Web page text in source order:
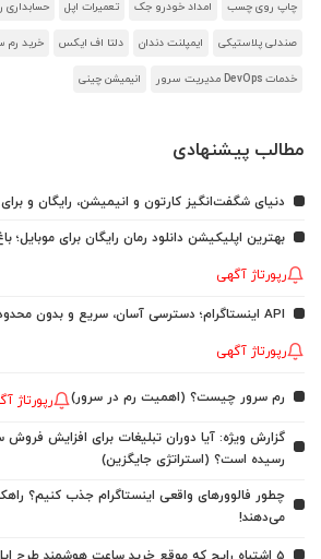
چاپ روی چسب امداد خودرو جک تعمیرات اپل حسابداری
صندلی پلاستیکی ایمپلنت دندان دلتا اف ایکس خرید رم
خدمات DevOps مدیریت سرور انیمیشن چینی
مطالب پیشنهادی
دنیای شگفت‌انگیز کارتون و انیمیشن، رایگان و
بهترین اپلیکیشن دانلود رمان رایگان برای موبایل؛
رپورتاژ آگهی
API اینستاگرام؛ دسترسی آسان، سریع و بدون محدودیت به اطلاعات اینستاگرام
رپورتاژ آگهی
رم سرور چیست؟ (اهمیت رم در سرور) رپورتاژ
گزارش ویژه: آیا دوران تبلیغات برای افزایش
رسیده است؟ (استراتژی جایگزین)
چطور فالوورهای واقعی اینستاگرام جذب کنیم؟
می‌دهند!